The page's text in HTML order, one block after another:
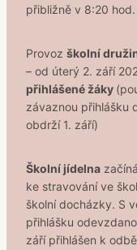
přibližně v 8:20 hod.
Provoz školní
– od úterý 2. září
přihlášené žáky
závaznou přihlášku
obdrží 1. září)
Školní jídelna
ke stravování ve
školní docházky. S
přihlášku
září přihlášen k